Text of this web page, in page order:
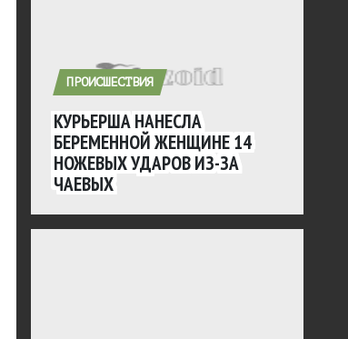
ПРОИСШЕСТВИЯ
КУРЬЕРША НАНЕСЛА
БЕРЕМЕННОЙ ЖЕНЩИНЕ 14
НОЖЕВЫХ УДАРОВ ИЗ-ЗА
ЧАЕВЫХ